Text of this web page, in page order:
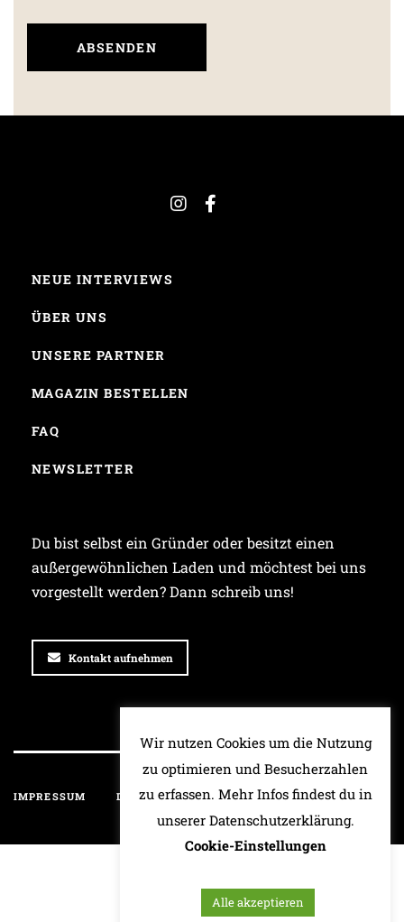
NEUE INTERVIEWS
ÜBER UNS
UNSERE PARTNER
MAGAZIN BESTELLEN
FAQ
NEWSLETTER
Du bist selbst ein Gründer oder besitzt einen
außergewöhnlichen Laden und möchtest bei uns
vorgestellt werden? Dann schreib uns!
Kontakt aufnehmen
IMPRESSUM DATENSCHUTZ HAFTUNGSAUSSCHLUSS
Wir nutzen Cookies um die Nutzung
zu optimieren und Besucherzahlen
zu erfassen. Mehr Infos findest du in
unserer Datenschutzerklärung.
Cookie-Einstellungen
Alle akzeptieren